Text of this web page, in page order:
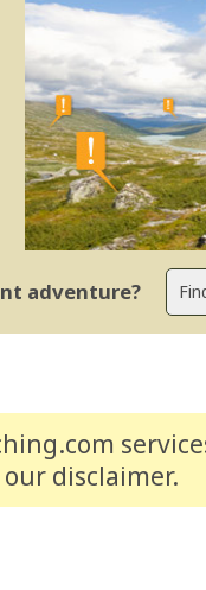
adventure?
disclaimer.